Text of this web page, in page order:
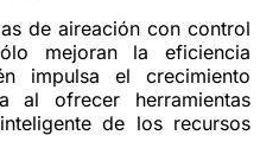
de aireación con control
mejoran la eficiencia
impulsa el crecimiento
al ofrecer herramientas
de los recursos